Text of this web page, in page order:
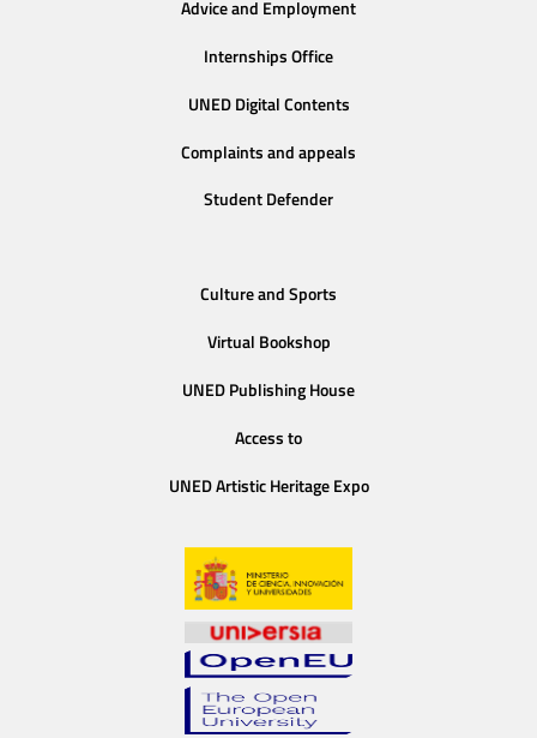
Advice and Employment
Internships Office
UNED Digital Contents
Complaints and appeals
Student Defender
Culture and Sports
Virtual Bookshop
UNED Publishing House
Access to
UNED Artistic Heritage Expo